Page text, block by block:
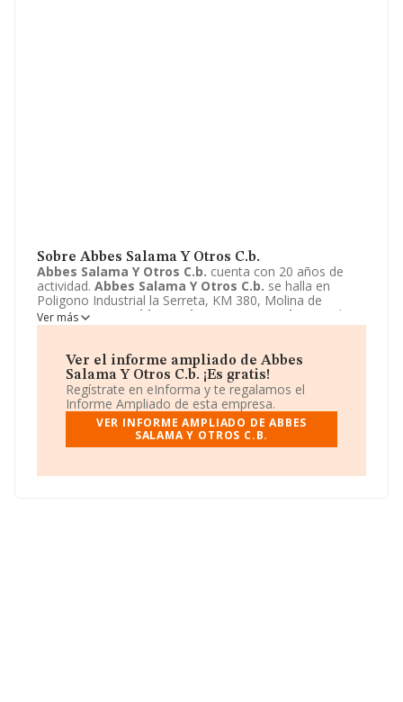
Sobre Abbes Salama Y Otros C.b.
Abbes Salama Y Otros C.b. cuenta con 20 años de
actividad. Abbes Salama Y Otros C.b. se halla en
Poligono Industrial la Serreta, KM 380, Molina de
Segura, Murcia.
Abbes Salama Y Otros C.b.
toma la
forma jurídica de Comunidad de bienes.
Ver más
Ver el informe ampliado de Abbes
Salama Y Otros C.b. ¡Es gratis!
Regístrate en eInforma y te regalamos el
Informe Ampliado de esta empresa.
VER INFORME AMPLIADO DE ABBES
SALAMA Y OTROS C.B.